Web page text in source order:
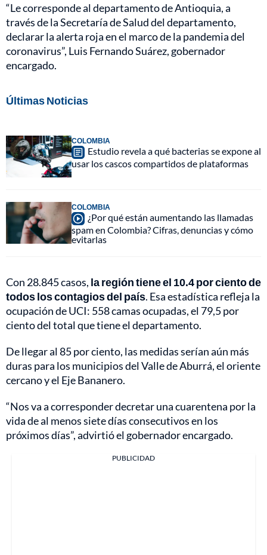
“Le corresponde al departamento de Antioquia, a
través de la Secretaría de Salud del departamento,
declarar la alerta roja en el marco de la pandemia del
coronavirus”, Luis Fernando Suárez, gobernador
encargado.
Últimas Noticias
COLOMBIA
Estudio revela a qué bacterias se expone al
usar los cascos compartidos de plataformas
COLOMBIA
¿Por qué están aumentando las llamadas
spam en Colombia? Cifras, denuncias y cómo
evitarlas
Con 28.845 casos, la región tiene el 10.4 por ciento de
todos los contagios del país. Esa estadística refleja la
ocupación de UCI: 558 camas ocupadas, el 79,5 por
ciento del total que tiene el departamento.
De llegar al 85 por ciento, las medidas serían aún más
duras para los municipios del Valle de Aburrá, el oriente
cercano y el Eje Bananero.
“Nos va a corresponder decretar una cuarentena por la
vida de al menos siete días consecutivos en los
próximos días”, advirtió el gobernador encargado.
PUBLICIDAD